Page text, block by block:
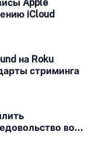
Apple
iCloud
на Roku
стриминга
во